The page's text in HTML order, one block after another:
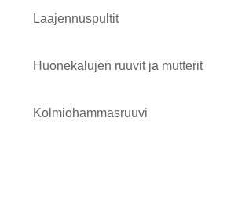
Laajennuspultit
Huonekalujen ruuvit ja mutterit
Kolmiohammasruuvi